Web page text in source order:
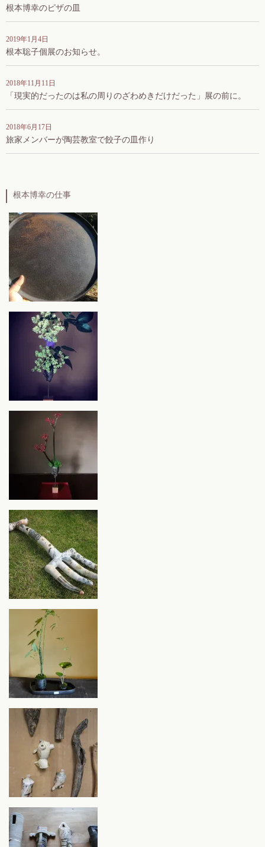
根本博幸のピザの皿
2019年1月4日
根本聡子個展のお知らせ。
2018年11月11日
「現実的だったのは私の周りのざわめきだけだった」展の前に。
2018年6月17日
旅家メンバーが陶芸教室で餃子の皿作り
根本博幸の仕事